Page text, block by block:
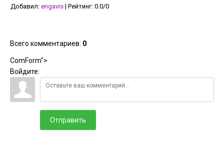
Добавил: engavis | Рейтинг: 0.0/0
Всего комментариев: 0
ComForm">
Войдите:
Отправить